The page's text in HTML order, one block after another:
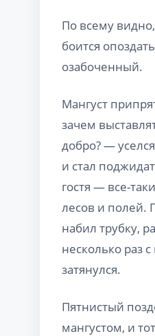
По всему
боится
озабоченный.
Мангуст
зачем
добро? —
и стал
гостя — все-
лесов и полей.
набил трубку,
несколько раз
затянулся.
Пятнистый
мангустом, и